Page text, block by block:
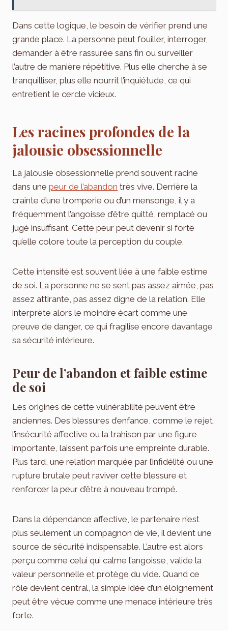
Dans cette logique, le besoin de vérifier prend une
grande place. La personne peut fouiller, interroger,
demander à être rassurée sans fin ou surveiller
l’autre de manière répétitive. Plus elle cherche à se
tranquilliser, plus elle nourrit l’inquiétude, ce qui
entretient le cercle vicieux.
Les racines profondes de la
jalousie obsessionnelle
La jalousie obsessionnelle prend souvent racine
dans une peur de l’abandon très vive. Derrière la
crainte d’une tromperie ou d’un mensonge, il y a
fréquemment l’angoisse d’être quitté, remplacé ou
jugé insuffisant. Cette peur peut devenir si forte
qu’elle colore toute la perception du couple.
Cette intensité est souvent liée à une faible estime
de soi. La personne ne se sent pas assez aimée, pas
assez attirante, pas assez digne de la relation. Elle
interprète alors le moindre écart comme une
preuve de danger, ce qui fragilise encore davantage
sa sécurité intérieure.
Peur de l’abandon et faible estime
de soi
Les origines de cette vulnérabilité peuvent être
anciennes. Des blessures d’enfance, comme le rejet,
l’insécurité affective ou la trahison par une figure
importante, laissent parfois une empreinte durable.
Plus tard, une relation marquée par l’infidélité ou une
rupture brutale peut raviver cette blessure et
renforcer la peur d’être à nouveau trompé.
Dans la dépendance affective, le partenaire n’est
plus seulement un compagnon de vie, il devient une
source de sécurité indispensable. L’autre est alors
perçu comme celui qui calme l’angoisse, valide la
valeur personnelle et protège du vide. Quand ce
rôle devient central, la simple idée d’un éloignement
peut être vécue comme une menace intérieure très
forte.